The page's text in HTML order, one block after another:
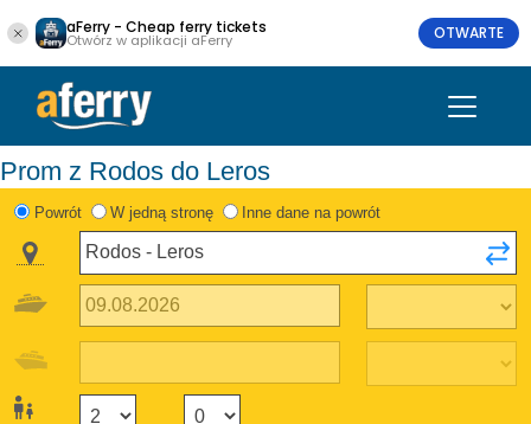
aFerry - Cheap ferry tickets
Otwórz w aplikacji aFerry OTWARTE
Prom z Rodos do Leros
Powrót W jedną stronę Inne dane na powrót